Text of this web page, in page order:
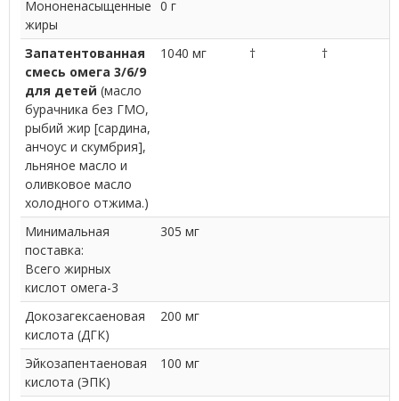
Мононенасыщенные
жиры
0 г
Запатентованная
смесь омега 3/6/9
для детей (масло
бурачника без ГМО,
рыбий жир [сардина,
анчоус и скумбрия],
льняное масло и
оливковое масло
холодного отжима.)
1040 мг † †
Минимальная
поставка:
Всего жирных
кислот омега-3
305 мг
Докозагексаеновая
кислота (ДГК)
200 мг
Эйкозапентаеновая
кислота (ЭПК)
100 мг